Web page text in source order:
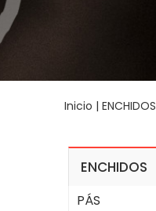
Inicio | ENCHIDOS
ENCHIDOS
PÁS